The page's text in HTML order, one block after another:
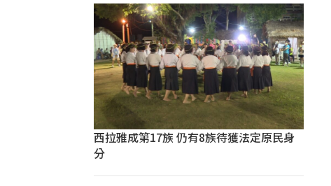
西拉雅成第17族 仍有8族待獲法定原民身
分